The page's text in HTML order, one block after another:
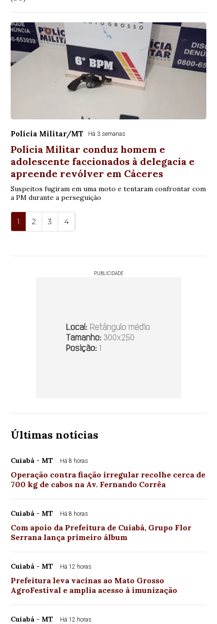
Polícia Militar/MT Há 3 semanas
Polícia Militar conduz homem e
adolescente faccionados à delegacia e
apreende revólver em Cáceres
Suspeitos fugiram em uma moto e tentaram confrontar com
a PM durante a perseguição
1 2 3 4
PUBLICIDADE
Últimas notícias
Cuiabá - MT Há 8 horas
Operação contra fiação irregular recolhe cerca de
700 kg de cabos na Av. Fernando Corrêa
Cuiabá - MT Há 8 horas
Com apoio da Prefeitura de Cuiabá, Grupo Flor
Serrana lança primeiro álbum
Cuiabá - MT Há 12 horas
Prefeitura leva vacinas ao Mato Grosso
AgroFestival e amplia acesso à imunização
Cuiabá - MT Há 12 horas